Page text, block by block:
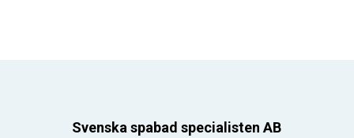
Svenska spabad specialisten AB